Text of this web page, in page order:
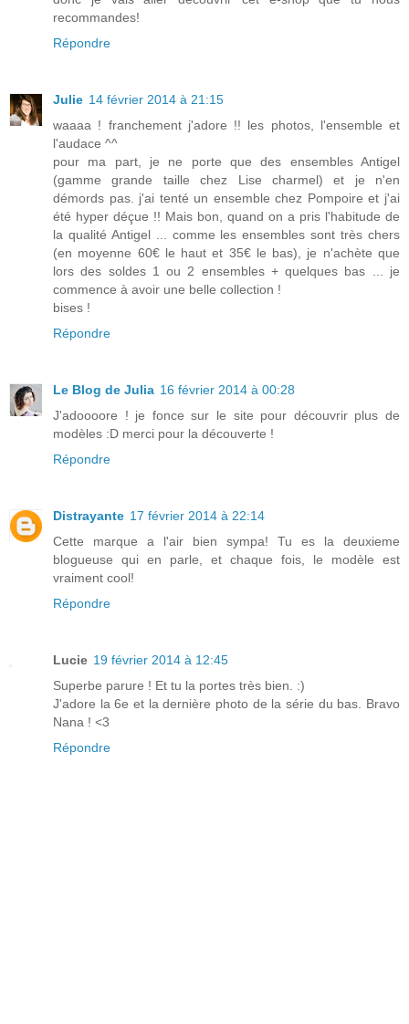
recommandes!
Répondre
Julie 14 février 2014 à 21:15
waaaa ! franchement j'adore !! les photos, l'ensemble et
l'audace ^^
pour ma part, je ne porte que des ensembles Antigel
(gamme grande taille chez Lise charmel) et je n'en
démords pas. j'ai tenté un ensemble chez Pompoire et j'ai
été hyper déçue !! Mais bon, quand on a pris l'habitude de
la qualité Antigel ... comme les ensembles sont très chers
(en moyenne 60€ le haut et 35€ le bas), je n'achète que
lors des soldes 1 ou 2 ensembles + quelques bas ... je
commence à avoir une belle collection !
bises !
Répondre
Le Blog de Julia 16 février 2014 à 00:28
J'adoooore ! je fonce sur le site pour découvrir plus de
modèles :D merci pour la découverte !
Répondre
Distrayante 17 février 2014 à 22:14
Cette marque a l'air bien sympa! Tu es la deuxieme
blogueuse qui en parle, et chaque fois, le modèle est
vraiment cool!
Répondre
Lucie 19 février 2014 à 12:45
Superbe parure ! Et tu la portes très bien. :)
J'adore la 6e et la dernière photo de la série du bas. Bravo
Nana ! <3
Répondre